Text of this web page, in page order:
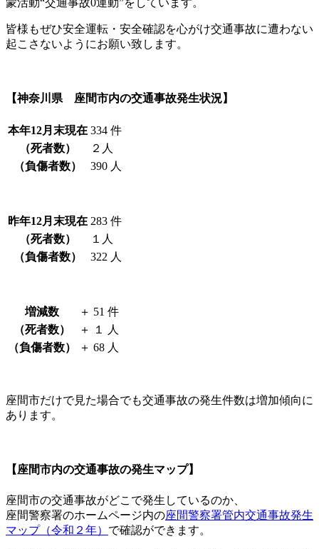
皆様もぜひ安全運転・安全確認を心がけ交通事故に遭わない
起こさないようにお願い致します。
【神奈川県 座間市内の交通事故発生状況】
本年12月末現在 334 件
（死者数）
２人
（負傷者数）
390 人
昨年12月末現在 283 件
（死者数）
１人
（負傷者数）
322 人
増減数
＋ 51 件
（死者数）
＋ １ 人
（負傷者数）
＋ 68 人
座間市だけで見た場合でも交通事故の発生件数は増加傾向に
あります。
【座間市内の交通事故の発生マップ】
座間市の交通事故がどこで発生しているのか、
座間警察署のホームページ内の座間警察署管内交通事故発生
マップ（令和２年） で確認ができます。